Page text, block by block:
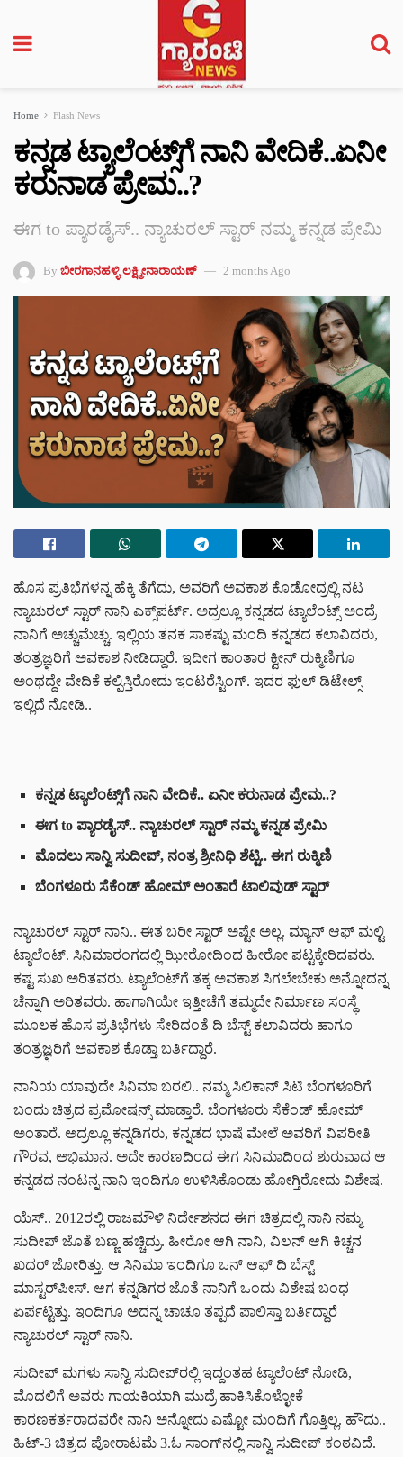
Home Flash News
ಕನ್ನಡ ಟ್ಯಾಲೆಂಟ್ಸ್‌ಗೆ ನಾನಿ ವೇದಿಕೆ..ಏನೀ
ಕರುನಾಡ ಪ್ರೇಮ..?
ಈಗ to ಪ್ಯಾರಡೈಸ್.. ನ್ಯಾಚುರಲ್ ಸ್ಟಾರ್ ನಮ್ಮ ಕನ್ನಡ ಪ್ರೇಮಿ
By ಬೀರಗಾನಹಳ್ಳಿ ಲಕ್ಷ್ಮೀನಾರಾಯಣ್ 2 months Ago
ಹೊಸ ಪ್ರತಿಭೆಗಳನ್ನ ಹೆಕ್ಕಿ ತೆಗೆದು, ಅವರಿಗೆ ಅವಕಾಶ ಕೊಡೋದ್ರಲ್ಲಿ ನಟ
ನ್ಯಾಚುರಲ್ ಸ್ಟಾರ್ ನಾನಿ ಎಕ್ಸ್‌ಪರ್ಟ್. ಅದ್ರಲ್ಲೂ ಕನ್ನಡದ ಟ್ಯಾಲೆಂಟ್ಸ್ ಅಂದ್ರೆ
ನಾನಿಗೆ ಅಚ್ಚುಮೆಚ್ಚು. ಇಲ್ಲಿಯ ತನಕ ಸಾಕಷ್ಟು ಮಂದಿ ಕನ್ನಡದ ಕಲಾವಿದರು,
ತಂತ್ರಜ್ಞರಿಗೆ ಅವಕಾಶ ನೀಡಿದ್ದಾರೆ. ಇದೀಗ ಕಾಂತಾರ ಕ್ವೀನ್ ರುಕ್ಮಿಣಿಗೂ
ಅಂಥದ್ದೇ ವೇದಿಕೆ ಕಲ್ಪಿಸ್ತಿರೋದು ಇಂಟರೆಸ್ಟಿಂಗ್. ಇದರ ಫುಲ್ ಡಿಟೇಲ್ಸ್‌
ಇಲ್ಲಿದೆ ನೋಡಿ..
ಕನ್ನಡ ಟ್ಯಾಲೆಂಟ್ಸ್‌ಗೆ ನಾನಿ ವೇದಿಕೆ.. ಏನೀ ಕರುನಾಡ ಪ್ರೇಮ..?
ಈಗ to ಪ್ಯಾರಡೈಸ್.. ನ್ಯಾಚುರಲ್ ಸ್ಟಾರ್ ನಮ್ಮ ಕನ್ನಡ ಪ್ರೇಮಿ
ಮೊದಲು ಸಾನ್ವಿ ಸುದೀಪ್, ನಂತ್ರ ಶ್ರೀನಿಧಿ ಶೆಟ್ಟಿ.. ಈಗ ರುಕ್ಮಿಣಿ
ಬೆಂಗಳೂರು ಸೆಕೆಂಡ್ ಹೋಮ್ ಅಂತಾರೆ ಟಾಲಿವುಡ್ ಸ್ಟಾರ್
ನ್ಯಾಚುರಲ್ ಸ್ಟಾರ್ ನಾನಿ.. ಈತ ಬರೀ ಸ್ಟಾರ್ ಅಷ್ಟೇ ಅಲ್ಲ. ಮ್ಯಾನ್ ಆಫ್ ಮಲ್ಟಿ
ಟ್ಯಾಲೆಂಟ್. ಸಿನಿಮಾರಂಗದಲ್ಲಿ ಝೀರೋದಿಂದ ಹೀರೋ ಪಟ್ಟಕ್ಕೇರಿದವರು.
ಕಷ್ಟ ಸುಖ ಅರಿತವರು. ಟ್ಯಾಲೆಂಟ್‌ಗೆ ತಕ್ಕ ಅವಕಾಶ ಸಿಗಲೇಬೇಕು ಅನ್ನೋದನ್ನ
ಚೆನ್ನಾಗಿ ಅರಿತವರು. ಹಾಗಾಗಿಯೇ ಇತ್ತೀಚೆಗೆ ತಮ್ಮದೇ ನಿರ್ಮಾಣ ಸಂಸ್ಥೆ
ಮೂಲಕ ಹೊಸ ಪ್ರತಿಭೆಗಳು ಸೇರಿದಂತೆ ದಿ ಬೆಸ್ಟ್ ಕಲಾವಿದರು ಹಾಗೂ
ತಂತ್ರಜ್ಞರಿಗೆ ಅವಕಾಶ ಕೊಡ್ತಾ ಬರ್ತಿದ್ದಾರೆ.
ನಾನಿಯ ಯಾವುದೇ ಸಿನಿಮಾ ಬರಲಿ.. ನಮ್ಮ ಸಿಲಿಕಾನ್ ಸಿಟಿ ಬೆಂಗಳೂರಿಗೆ
ಬಂದು ಚಿತ್ರದ ಪ್ರಮೋಷನ್ಸ್ ಮಾಡ್ತಾರೆ. ಬೆಂಗಳೂರು ಸೆಕೆಂಡ್ ಹೋಮ್
ಅಂತಾರೆ. ಅದ್ರಲ್ಲೂ ಕನ್ನಡಿಗರು, ಕನ್ನಡದ ಭಾಷೆ ಮೇಲೆ ಅವರಿಗೆ ವಿಪರೀತಿ
ಗೌರವ, ಅಭಿಮಾನ. ಅದೇ ಕಾರಣದಿಂದ ಈಗ ಸಿನಿಮಾದಿಂದ ಶುರುವಾದ ಆ
ಕನ್ನಡದ ನಂಟನ್ನ ನಾನಿ ಇಂದಿಗೂ ಉಳಿಸಿಕೊಂಡು ಹೋಗ್ತಿರೋದು ವಿಶೇಷ.
ಯೆಸ್.. 2012ರಲ್ಲಿ ರಾಜಮೌಳಿ ನಿರ್ದೇಶನದ ಈಗ ಚಿತ್ರದಲ್ಲಿ ನಾನಿ ನಮ್ಮ
ಸುದೀಪ್ ಜೊತೆ ಬಣ್ಣ ಹಚ್ಚಿದ್ರು. ಹೀರೋ ಆಗಿ ನಾನಿ, ವಿಲನ್ ಆಗಿ ಕಿಚ್ಚನ
ಖದರ್ ಜೋರಿತ್ತು. ಆ ಸಿನಿಮಾ ಇಂದಿಗೂ ಒನ್‌ ಆಫ್ ದಿ ಬೆಸ್ಟ್
ಮಾಸ್ಟರ್‌ಪೀಸ್. ಆಗ ಕನ್ನಡಿಗರ ಜೊತೆ ನಾನಿಗೆ ಒಂದು ವಿಶೇಷ ಬಂಧ
ಏರ್ಪಟ್ಟಿತ್ತು. ಇಂದಿಗೂ ಅದನ್ನ ಚಾಚೂ ತಪ್ಪದೆ ಪಾಲಿಸ್ತಾ ಬರ್ತಿದ್ದಾರೆ
ನ್ಯಾಚುರಲ್ ಸ್ಟಾರ್ ನಾನಿ.
ಸುದೀಪ್ ಮಗಳು ಸಾನ್ವಿ ಸುದೀಪ್‌ರಲ್ಲಿ ಇದ್ದಂತಹ ಟ್ಯಾಲೆಂಟ್‌‌ ನೋಡಿ,
ಮೊದಲಿಗೆ ಅವರು ಗಾಯಕಿಯಾಗಿ ಮುದ್ರೆ ಹಾಕಿಸಿಕೊಳ್ಳೋಕೆ
ಕಾರಣಕರ್ತರಾದವರೇ ನಾನಿ ಅನ್ನೋದು ಎಷ್ಟೋ ಮಂದಿಗೆ ಗೊತ್ತಿಲ್ಲ. ಹೌದು..
ಹಿಟ್-3 ಚಿತ್ರದ ಪೋರಾಟಮೆ 3.ಓ ಸಾಂಗ್‌‌ನಲ್ಲಿ ಸಾನ್ವಿ ಸುದೀಪ್ ಕಂಠವಿದೆ.